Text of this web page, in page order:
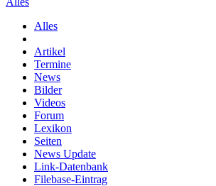
Alles
Artikel
Termine
News
Bilder
Videos
Forum
Lexikon
Seiten
News Update
Link-Datenbank
Filebase-Eintrag